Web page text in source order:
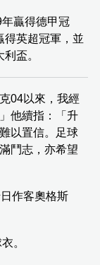
贏得德甲冠
得英超冠軍，並
盃。
04以來，我經
他續指：「升
以置信。足球
鬥志，亦希望
作客奧格斯
。